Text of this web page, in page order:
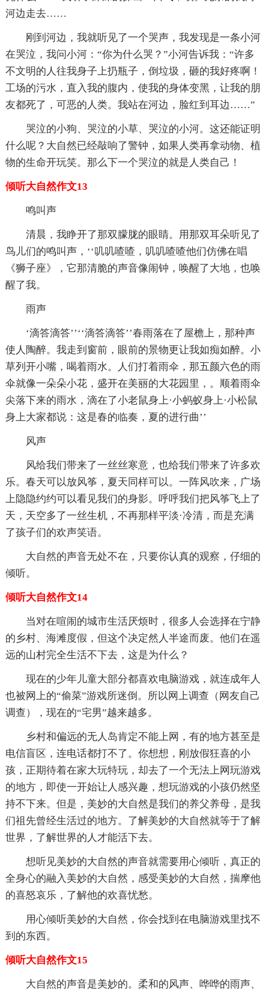
河边走去……
刚到河边，我就听见了一个哭声，我发现是一条小河
在哭泣，我问小河：“你为什么哭？”小河告诉我：“许多
不文明的人往我身子上扔瓶子，倒垃圾，砸的我好疼啊！
工场的污水，直入我的腹内，使我的身体变黑，让我的朋
友都死了，可恶的人类。我站在河边，脸红到耳边……”
哭泣的小狗、哭泣的小草、哭泣的小河。这还能证明
什么呢？大自然已经敲响了警钟，如果人类再拿动物、植
物的生命开玩笑。那么下一个哭泣的就是人类自己！
倾听大自然作文13
鸣叫声
清晨，我睁开了那双朦胧的眼睛。用那双耳朵听见了
鸟儿们的鸣叫声，‘‘叽叽喳喳，叽叽喳喳他们仿佛在唱
《狮子座》，它那清脆的声音像闹钟，唤醒了大地，也唤
醒了我。
雨声
‘滴答滴答’’‘‘滴答滴答’’春雨落在了屋檐上，那种声
使人陶醉。我走到窗前，眼前的景物更让我如痴如醉。小
草列开小嘴，喝着雨水。人们打着雨伞，那五颜六色的雨
伞就像一朵朵小花，盛开在美丽的大花园里，。顺着雨伞
尖落下来的雨水，滴在了小老鼠身上·小蚂蚁身上·小松鼠
身上大家都说：这是春的临奏，夏的进行曲’’
风声
风给我们带来了一丝丝寒意，也给我们带来了许多欢
乐。春天可以放风筝，夏天同样可以。一阵风吹来，广场
上隐隐约约可以看见我们的身影。呼呼我们把风筝飞上了
天，天空多了一丝生机，不再那样平淡·冷清，而是充满
了孩子们的欢声笑语。
大自然的声音无处不在，只要你认真的观察，仔细的
倾听。
倾听大自然作文14
当对在喧闹的城市生活厌烦时，很多人会选择在宁静
的乡村、海滩度假，但这个决定然人半途而废。他们在遥
远的山村完全生活不下去，这是为什么？
现在的少年儿童大部分都喜欢电脑游戏，就连成年人
也被网上的“偷菜”游戏所迷倒。所以网上调查（网友自己
调查），现在的“宅男”越来越多。
乡村和偏远的无人岛肯定不能上网，有的地方甚至是
电信盲区，连电话都打不了。你想想，刚放假狂喜的小
孩，正期待着在家大玩特玩，却去了一个无法上网玩游戏
的地方，即使一开始让人感兴趣，想玩游戏的小孩仍然坚
持不下来。但是，美妙的大自然是我们的养父养母，是我
们祖先曾经生活过的地方。了解美妙的大自然就等于了解
世界，了解世界的人才能活下去。
想听见美妙的大自然的声音就需要用心倾听，真正的
全身心的融入美妙的大自然，感受美妙的大自然，揣摩他
的喜怒哀乐，了解他的欢喜忧愁。
用心倾听美妙的大自然，你会找到在电脑游戏里找不
到的东西。
倾听大自然作文15
大自然的声音是美妙的。柔和的风声、哗哗的雨声、